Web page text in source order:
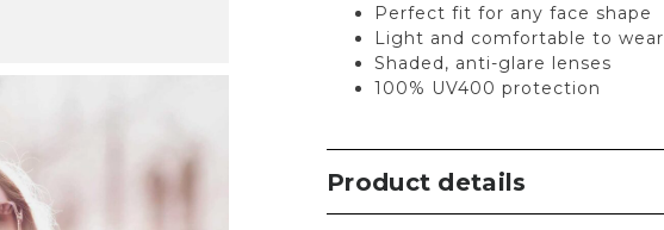
Perfect fit for any face shape
Light and comfortable to wear
Shaded, anti-glare lenses
100% UV400 protection
Product details